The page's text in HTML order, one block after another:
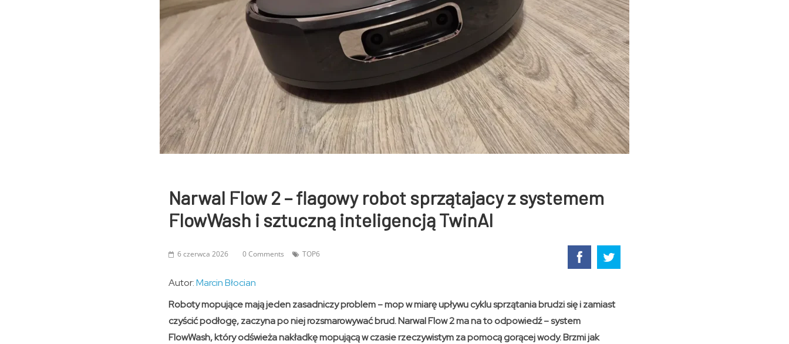
Narwal Flow 2 – flagowy robot sprzątajacy z systemem
FlowWash i sztuczną inteligencją TwinAI
6 czerwca 2026 0 Comments TOP6
Autor:Marcin Błocian
Roboty mopujące mają jeden zasadniczy problem – mop w miarę upływu cyklu sprzątania brudzi się i zamiast
czyścić podłogę, zaczyna po niej rozsmarowywać brud. Narwal Flow 2 ma na to odpowiedź – system
FlowWash, który odświeża nakładkę mopującą w czasie rzeczywistym za pomocą gorącej wody. Brzmi jak